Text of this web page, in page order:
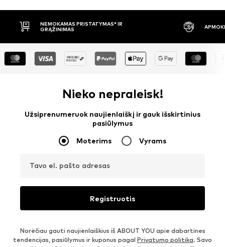
NEMOKAMAS PRISTATYMAS* IR
GRĄŽINIMAS
Nieko nepraleisk!
Užsiprenumeruok naujienlaiškį ir gauk išskirtinius
pasiūlymus
Moterims Vyrams
Tavo el. pašto adresas
Registruotis
Norėčiau gauti naujienlaiškius iš ABOUT YOU apie dabartines
tendencijas, pasiūlymus ir kuponus pagal Privatumo politika. Savo